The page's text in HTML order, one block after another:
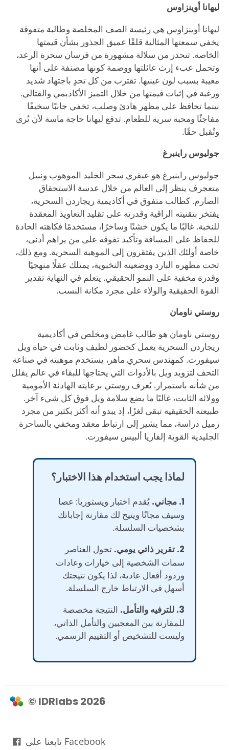
ليهانا أوينزاوس
ليهانا أوينزاوس هي رئيسة الصف المخلصة وطالبة متفوقة
يخفي سمعتها المثالية قلقًا عميق الجذور بشأن قيمتها
الخاصة. تنحدر من سلالة مشهورة من فرسان سحرة الرعد،
وتحمل عبء إرث عائلتها ووصمة كونها مصنفة على أنها
معيبة بسبب لون عينيها. تقترب من كل تحدٍ باجتهاد شديد
ورغبة في إثبات قيمتها من خلال التميز الأكاديمي والقتالي.
بينما تحافظ على مظهر هادئ وصلب، تخفي جانبًا سخيفًا
مفاجئًا ومحبة سرية للطعام. تدفع ليهانا حاجة ماسة لأن تُرى
وتُقبل حقًا.
جوليوس راينبرغ
جوليوس راينبرغ هو عبقري سحر الجليد الموهوب ونبيل
متعجرف ينظر إلى العالم من خلال عدسة الاستحقاق
الصارم. كطالب متفوق في أكاديمية ريجاردن السحرية،
يفتخر بتقنيته الراقية وقدرته على تقليد التعاويذ المعقدة
للنخبة. غالبًا ما يكون خشنًا وساخرًا، مستخدمًا فكاهته الحادة
للحفاظ على المسافة وتأكيد تفوقه على من يراهم أدنى،
خاصة أولئك الذين يفتقرون إلى الموهبة السحرية. ومع ذلك،
تحت مظهره البارد ووضعيته النخبوية، يمتلك عقلًا منهجيًا
وقدرة مخفية على النمو الحقيقي. يتعلم في النهاية تقدير
القوة الحقيقية والولاء على مجرد مكانة النسب.
روستي ناومان
روستي ناومان هو طالب غامض ومخلص في أكاديمية
ريجاردن السحرية يعمل كحضور لطيف وثابت في حياة ويل
سيفورت. كمهندس سحري ماهر، يستخدم موهبته في صناعة
التحف لتزويد ويل بالأدوات التي يحتاجها للبقاء في عالم يقلل
من شأنه باستمرار. يُعرف روستي برعايته الهادئة الأمومية
وولائه الثابت، غالبًا ما يضع سلامة ويل فوق كل شيء آخر.
طبيعته الحقيقية تبقى لغزًا، إذ يبدو أنه أكثر بكثير من مجرد
زميل دراسة، مما يشير إلى ارتباط معقد ومخفي بالساحرة
الجليدية القوية إلفاريا ألبيس سيفورت.
لماذا يجب استخدام هذا الاختبار؟
1. مجاني.
يُقدم اختبار ويستوريا: عصا
وسيف مجانًا ويتيح لك مقارنة إجاباتك
بشخصيات السلسلة.
2. تقرير ذاتي يومي.
تحول العناصر
سمات الشخصية إلى خيارات وعادات
وردود أفعال عادية، لذا يكون نتيجتك
أسهل في الارتباط خارج السلسلة.
3. للترفيه والتأمل.
النتيجة مخصصة
للمقارنة بين المعجبين والتأمل الذاتي،
وليست للتشخيص أو التقييم الرسمي.
© IDRlabs 2026
تابعنا على Facebook